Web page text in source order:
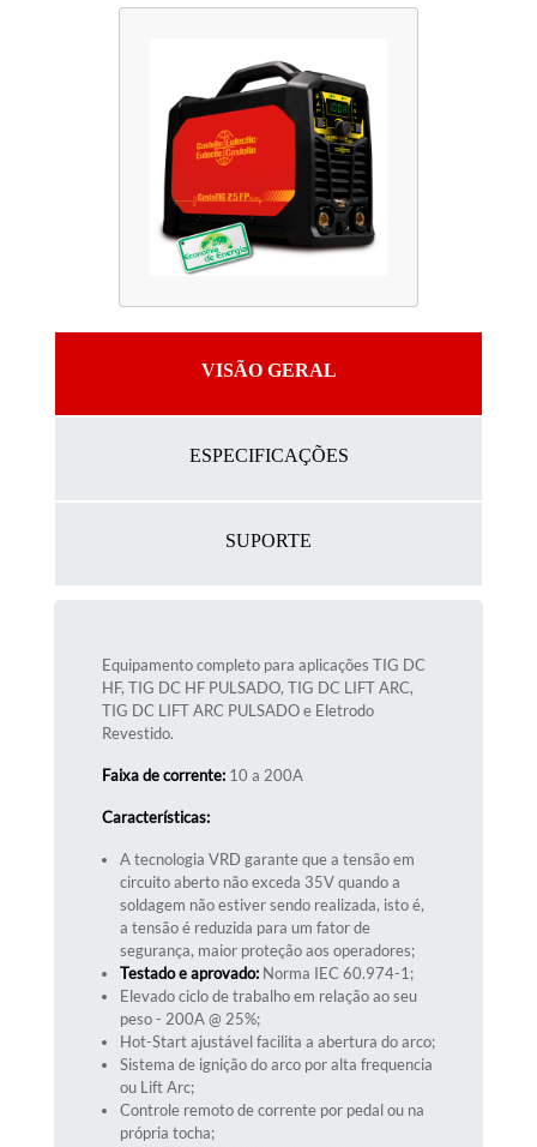
VISÃO GERAL
ESPECIFICAÇÕES
SUPORTE
Equipamento completo para aplicações TIG DC
HF, TIG DC HF PULSADO, TIG DC LIFT ARC,
TIG DC LIFT ARC PULSADO e Eletrodo
Revestido.
Faixa de corrente: 10 a 200A
Características:
A tecnologia VRD garante que a tensão em
circuito aberto não exceda 35V quando a
soldagem não estiver sendo realizada, isto é,
a tensão é reduzida para um fator de
segurança, maior proteção aos operadores;
Testado e aprovado: Norma IEC 60.974-1;
Elevado ciclo de trabalho em relação ao seu
peso - 200A @ 25%;
Hot-Start ajustável facilita a abertura do arco;
Sistema de ignição do arco por alta frequencia
ou Lift Arc;
Controle remoto de corrente por pedal ou na
própria tocha;